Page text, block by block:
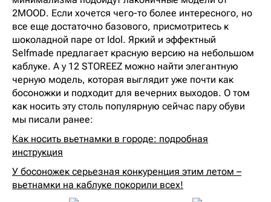
2MOOD. Если хочется чего-то более интересного, но
все еще достаточно базового, присмотритесь к
шоколадной паре от Idol. Яркий и эффектный
Selfmade предлагает красную версию на небольшом
каблуке. А у 12 STOREEZ можно найти элегантную
черную модель, которая выглядит уже почти как
босоножки и подходит для вечерних выходов. О том
как носить эту столь популярную сейчас пару обуви
мы писали ранее:
Как носить вьетнамки в городе: подробная
инструкция
У босоножек серьезная конкуренция этим летом –
вьетнамки на каблуке покорили всех!